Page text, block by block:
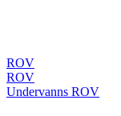
ROV
ROV
Undervanns ROV